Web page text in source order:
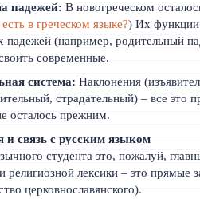
падежей: В новогреческом
в греческом языке?) Их функции
падежей (например, родительный
современные.
система: Наклонения
страдательный) – все это
осталось прежним.
и связь с русским языком
студента это, пожалуй,
религиозной лексики – это прямые
церковнославянского).